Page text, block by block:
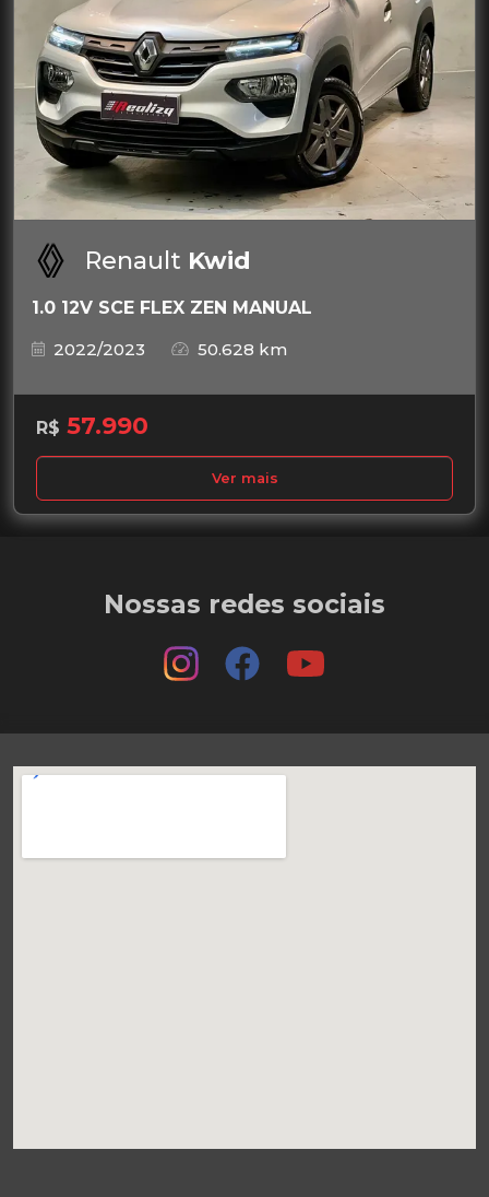
Renault Kwid
1.0 12V SCE FLEX ZEN MANUAL
2022/2023
50.628 km
R$ 57.990
Ver mais
Nossas redes sociais